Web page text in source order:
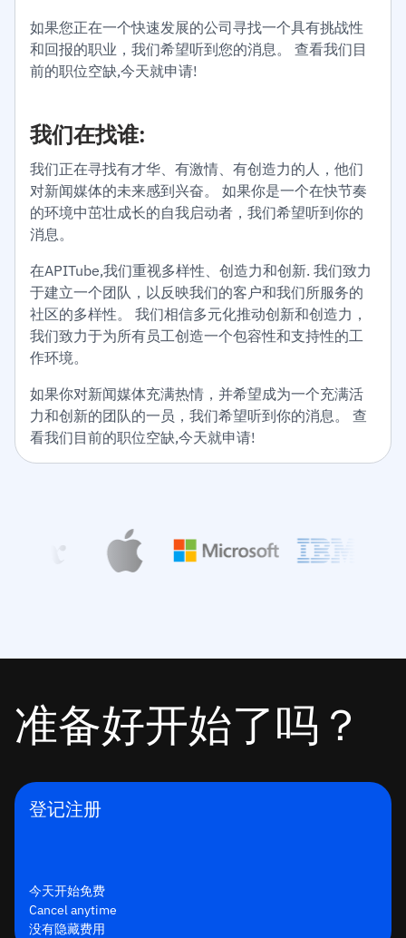
如果您正在一个快速发展的公司寻找一个具有挑战性
和回报的职业，我们希望听到您的消息。 查看我们目
前的职位空缺,今天就申请!
我们在找谁:
我们正在寻找有才华、有激情、有创造力的人，他们
对新闻媒体的未来感到兴奋。 如果你是一个在快节奏
的环境中茁壮成长的自我启动者，我们希望听到你的
消息。
在APITube,我们重视多样性、创造力和创新. 我们致力
于建立一个团队，以反映我们的客户和我们所服务的
社区的多样性。 我们相信多元化推动创新和创造力，
我们致力于为所有员工创造一个包容性和支持性的工
作环境。
如果你对新闻媒体充满热情，并希望成为一个充满活
力和创新的团队的一员，我们希望听到你的消息。 查
看我们目前的职位空缺,今天就申请!
准备好开始了吗？
登记注册
今天开始免费
Cancel anytime
没有隐藏费用